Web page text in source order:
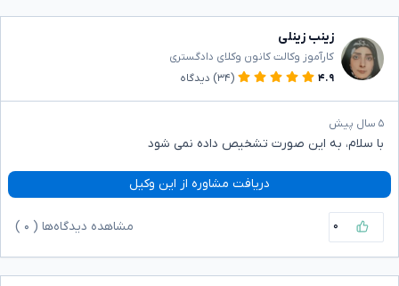
زینب زینلی
کارآموز وکالت کانون وکلای دادگستری
۴.۹
(۳۴) دیدگاه
۵ سال پیش
با سلام، به این صورت تشخیص داده نمی شود
دریافت مشاوره از این وکیل
۰ مشاهده دیدگاه‌ها ( ۰